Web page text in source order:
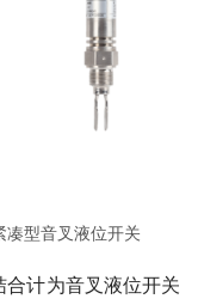
型音叉液位开关
计为音叉液位开关